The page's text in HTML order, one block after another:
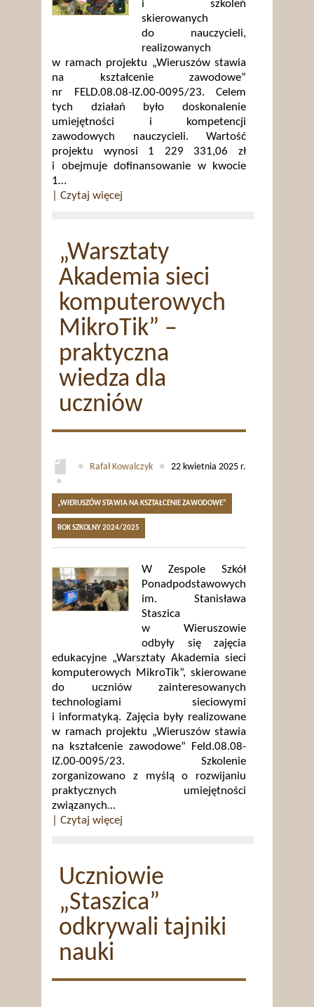
i szkoleń
skierowanych
do nauczycieli,
realizowanych
w ramach projektu „Wieruszów stawia
na kształcenie zawodowe”
nr FELD.08.08-IZ.00-0095/23. Celem
tych działań było doskonalenie
umiejętności i kompetencji
zawodowych nauczycieli. Wartość
projektu wynosi 1 229 331,06 zł
i obejmuje dofinansowanie w kwocie
1…
| Czytaj więcej
„Warsztaty
Akademia sieci
komputerowych
MikroTik” –
praktyczna
wiedza dla
uczniów
● Rafał Kowalczyk ●
22 kwietnia 2025 r.
●
„WIERUSZÓW STAWIA NA KSZTAŁCENIE ZAWODOWE”
ROK SZKOLNY 2024/2025
W Zespole Szkół
Ponadpodstawowych
im. Stanisława
Staszica
w Wieruszowie
odbyły się zajęcia
edukacyjne „Warsztaty Akademia sieci
komputerowych MikroTik”, skierowane
do uczniów zainteresowanych
technologiami sieciowymi
i informatyką. Zajęcia były realizowane
w ramach projektu „Wieruszów stawia
na kształcenie zawodowe” Feld.08.08-
IZ.00-0095/23. Szkolenie
zorganizowano z myślą o rozwijaniu
praktycznych umiejętności
związanych…
| Czytaj więcej
Uczniowie
„Staszica”
odkrywali tajniki
nauki